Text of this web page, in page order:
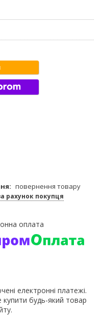
повернення товару
рахунок покупця
електронні платежі.
будь-який товар